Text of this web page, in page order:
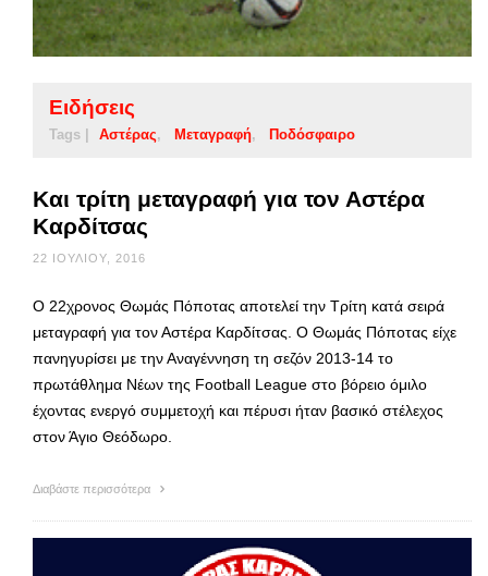
Ειδήσεις
Tags | Αστέρας Μεταγραφή Ποδόσφαιρο
Και τρίτη μεταγραφή για τον Αστέρα
Καρδίτσας
22 ΙΟΥΛΊΟΥ, 2016
Ο 22χρονος Θωμάς Πόποτας αποτελεί την Τρίτη κατά σειρά
μεταγραφή για τον Αστέρα Καρδίτσας. Ο Θωμάς Πόποτας είχε
πανηγυρίσει με την Αναγέννηση τη σεζόν 2013-14 το
πρωτάθλημα Νέων της Football League στο βόρειο όμιλο
έχοντας ενεργό συμμετοχή και πέρυσι ήταν βασικό στέλεχος
στον Άγιο Θεόδωρο.
Διαβάστε περισσότερα